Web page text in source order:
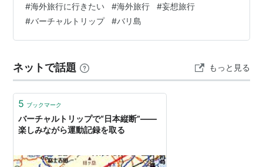
は良いチョイスかも！と思いながら色々考えてみまし
た。 泊まりたいホテル マンダパリッツカールトンリザー
ブ(Mandapa Ritz Carlton Reserve) ウェスティンリゾー
バリ やっぱりスパは外せない！ バリでお…
#海外旅行に行きたい #海外旅行 #妄想旅行
#バーチャルトリップ #バリ島
ネットで話題 もっと見る
5 ブックマーク
バーチャルトリップで“日本縦断”――
楽しみながら運動記録を取る